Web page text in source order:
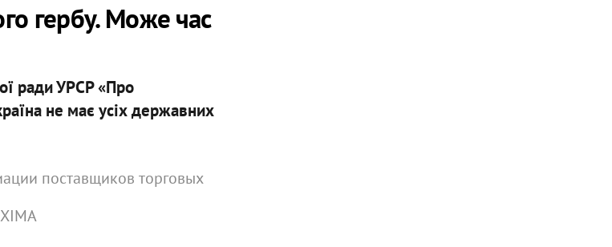
гербу. Може час
ради УРСР «Про
не має усіх державних
поставщиков торговых